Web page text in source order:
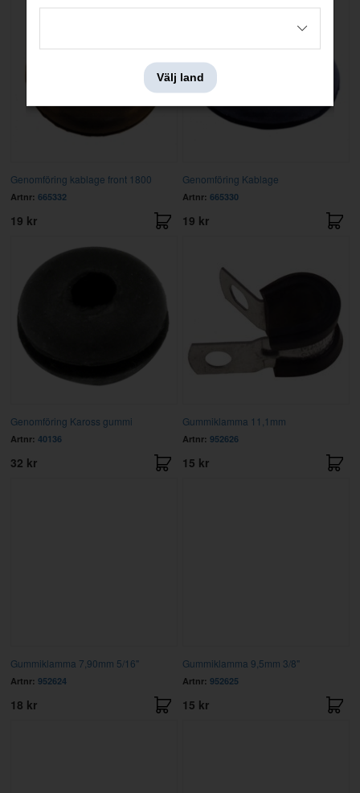
Genomföring kablage front 1800
Artnr: 665332
19 kr
Genomföring Kablage
Artnr: 665330
19 kr
Genomföring Kaross gummi
Artnr: 40136
32 kr
Gummiklamma 11,1mm
Artnr: 952626
15 kr
Gummiklamma 7,90mm 5/16"
Artnr: 952624
18 kr
Gummiklamma 9,5mm 3/8"
Artnr: 952625
15 kr
Välj land